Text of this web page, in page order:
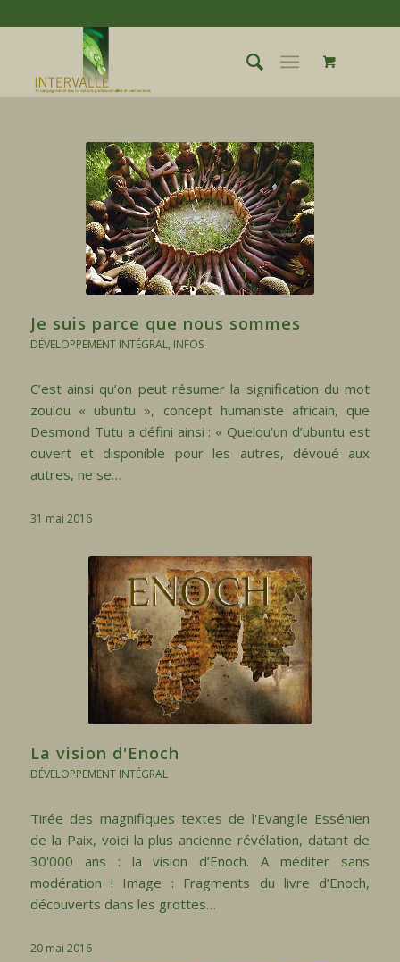
Je suis parce que nous sommes
DÉVELOPPEMENT INTÉGRAL, INFOS
C’est ainsi qu’on peut résumer la signification du mot
zoulou « ubuntu », concept humaniste africain, que
Desmond Tutu a défini ainsi : « Quelqu’un d’ubuntu est
ouvert et disponible pour les autres, dévoué aux
autres, ne se…
31 mai 2016
La vision d'Enoch
DÉVELOPPEMENT INTÉGRAL
Tirée des magnifiques textes de l'Evangile Essénien
de la Paix, voici la plus ancienne révélation, datant de
30'000 ans : la vision d’Enoch. A méditer sans
modération ! Image : Fragments du livre d’Enoch,
découverts dans les grottes…
20 mai 2016